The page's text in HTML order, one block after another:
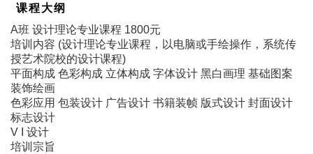
课程大纲
A班 设计理论专业课程 1800元
培训内容 (设计理论专业课程，以电脑或手绘操作，系统传
授艺术院校的设计课程)
平面构成 色彩构成 立体构成 字体设计 黑白画理 基础图案
装饰绘画
色彩应用 包装设计 广告设计 书籍装帧 版式设计 封面设计
标志设计
V I 设计
培训宗旨